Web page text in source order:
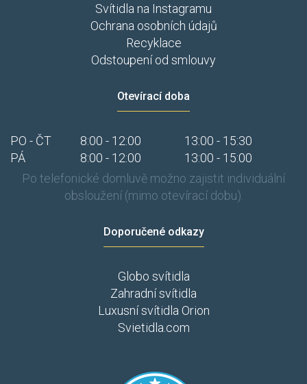
Svítidla na Instagramu
Ochrana osobních údajů
Recyklace
Odstoupení od smlouvy
Otevírací doba
PO - ČT 8:00 - 12:00
13:00 - 15:30
PÁ
8:00 - 12:00
13:00 - 15:00
Po telefonické domluvě možno zajistit individuální
obsloužení (mimo otevírací dobu).
Doporučené odkazy
Globo svítidla
Zahradní svítidla
Luxusní svítidla Orion
Svietidla.com